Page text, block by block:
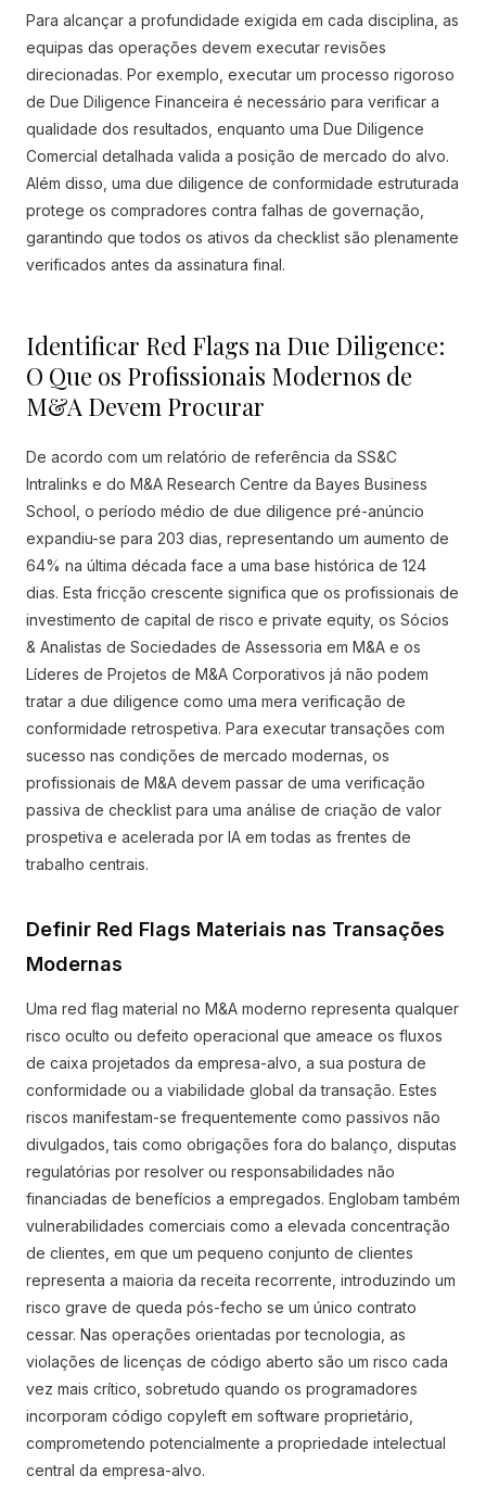
Para alcançar a profundidade exigida em cada disciplina, as
equipas das operações devem executar revisões
direcionadas. Por exemplo, executar um processo rigoroso
de Due Diligence Financeira é necessário para verificar a
qualidade dos resultados, enquanto uma Due Diligence
Comercial detalhada valida a posição de mercado do alvo.
Além disso, uma due diligence de conformidade estruturada
protege os compradores contra falhas de governação,
garantindo que todos os ativos da checklist são plenamente
verificados antes da assinatura final.
Identificar Red Flags na Due Diligence:
O Que os Profissionais Modernos de
M&A Devem Procurar
De acordo com um relatório de referência da SS&C
Intralinks e do M&A Research Centre da Bayes Business
School, o período médio de due diligence pré-anúncio
expandiu-se para 203 dias, representando um aumento de
64% na última década face a uma base histórica de 124
dias. Esta fricção crescente significa que os profissionais de
investimento de capital de risco e private equity, os Sócios
& Analistas de Sociedades de Assessoria em M&A e os
Líderes de Projetos de M&A Corporativos já não podem
tratar a due diligence como uma mera verificação de
conformidade retrospetiva. Para executar transações com
sucesso nas condições de mercado modernas, os
profissionais de M&A devem passar de uma verificação
passiva de checklist para uma análise de criação de valor
prospetiva e acelerada por IA em todas as frentes de
trabalho centrais.
Definir Red Flags Materiais nas Transações
Modernas
Uma red flag material no M&A moderno representa qualquer
risco oculto ou defeito operacional que ameace os fluxos
de caixa projetados da empresa-alvo, a sua postura de
conformidade ou a viabilidade global da transação. Estes
riscos manifestam-se frequentemente como passivos não
divulgados, tais como obrigações fora do balanço, disputas
regulatórias por resolver ou responsabilidades não
financiadas de benefícios a empregados. Englobam também
vulnerabilidades comerciais como a elevada concentração
de clientes, em que um pequeno conjunto de clientes
representa a maioria da receita recorrente, introduzindo um
risco grave de queda pós-fecho se um único contrato
cessar. Nas operações orientadas por tecnologia, as
violações de licenças de código aberto são um risco cada
vez mais crítico, sobretudo quando os programadores
incorporam código copyleft em software proprietário,
comprometendo potencialmente a propriedade intelectual
central da empresa-alvo.